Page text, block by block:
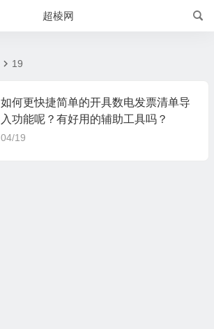
超棱网
19
如何更快捷简单的开具数电发票清单导
入功能呢？有好用的辅助工具吗？
04/19